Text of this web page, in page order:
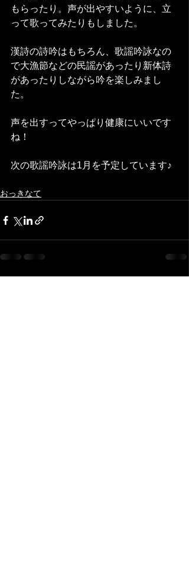
もらったり。声が出やすいように、立
って歌ってみたりもしました。
漢詩の詩吟はもちろん、歌謡吟詠なの
で大漁節などの民謡があったり新体詩
があったりしながら吟を楽しみまし
た。
声を出すってやっぱり健康にいいです
ね！
次の歌謡吟詠は1月を予定しています♪
おっきなて